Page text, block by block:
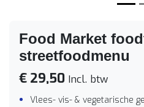
Food Market
streetfoodmenu
€ 29,50 Incl. btw
Vlees- vis- & vegetarische